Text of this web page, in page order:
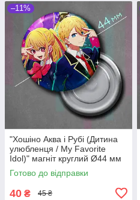
–11%
"Хошіно Аква і Рубі (Дитина
улюбленця / My Favorite
Idol)" магніт круглий Ø44 мм
Готово до відправки
40 ₴ 45 ₴